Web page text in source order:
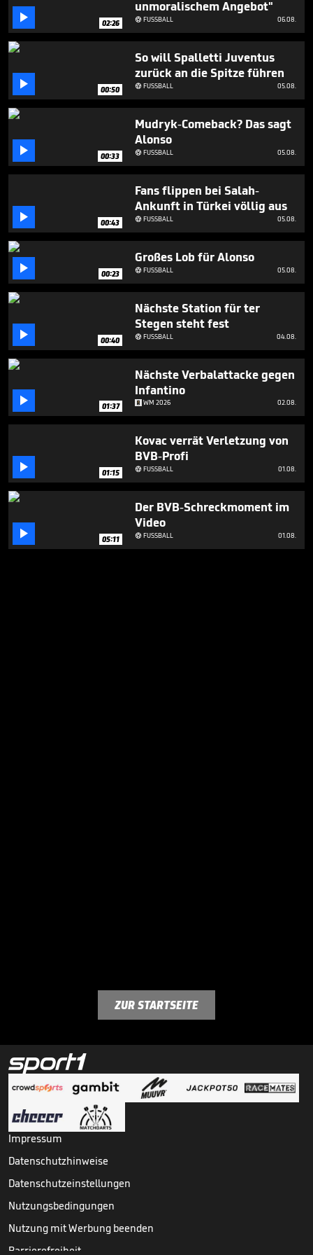
2
minutes,
42
seconds
 02:26
unmoralischem Angebot"
FUSSBALL 06.08.
 00:50
So will Spalletti Juventus
zurück an die Spitze führen
FUSSBALL 05.08.
 00:33
Mudryk-Comeback? Das sagt
Alonso
FUSSBALL 05.08.
 00:43
Fans flippen bei Salah-
Ankunft in Türkei völlig aus
FUSSBALL 05.08.
 00:23
Großes Lob für Alonso
FUSSBALL 05.08.
 00:40
Nächste Station für ter
Stegen steht fest
FUSSBALL 04.08.
 01:37
Nächste Verbalattacke gegen
Infantino
WM 2026 02.08.
 01:15
Kovac verrät Verletzung von
BVB-Profi
FUSSBALL 01.08.
 05:11
Der BVB-Schreckmoment im
Video
FUSSBALL 01.08.
ZUR STARTSEITE
Impressum
Datenschutzhinweise
Datenschutzeinstellungen
Nutzungsbedingungen
Nutzung mit Werbung beenden
Barrierefreiheit